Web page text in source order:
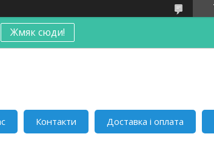
Жмяк сюди!
Контакти Доставка і оплата